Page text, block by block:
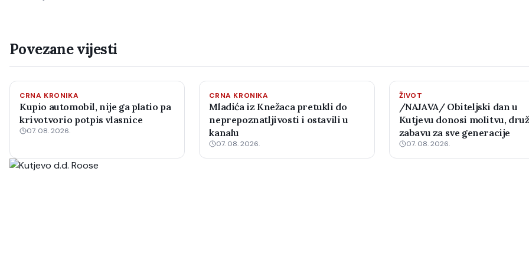
Povezane vijesti
CRNA KRONIKA
Kupio automobil, nije ga platio pa
krivotvorio potpis vlasnice
07. 08. 2026.
CRNA KRONIKA
Mladića iz Knežaca pretukli do
neprepoznatljivosti i ostavili u
kanalu
07. 08. 2026.
ŽIVOT
/NAJAVA/ Obiteljski dan u
Kutjevu donosi molitvu,
zabavu za sve generacije
07. 08. 2026.